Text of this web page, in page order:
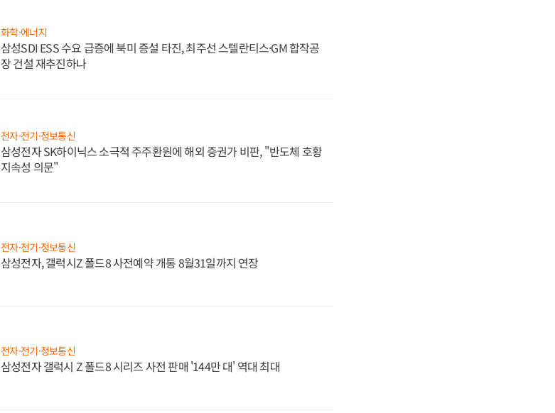
화학·에너지
삼성SDI ESS 수요 급증에 북미 증설 타진, 최주선 스텔란티스·GM 합작공
장 건설 재추진하나
전자·전기·정보통신
삼성전자 SK하이닉스 소극적 주주환원에 해외 증권가 비판, "반도체 호황
지속성 의문"
전자·전기·정보통신
삼성전자, 갤럭시Z 폴드8 사전예약 개통 8월31일까지 연장
전자·전기·정보통신
삼성전자 갤럭시 Z 폴드8 시리즈 사전 판매 '144만 대' 역대 최대